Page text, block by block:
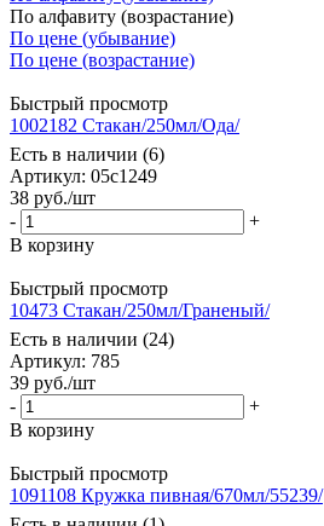
По алфавиту (возрастание)
По цене (убывание)
По цене (возрастание)
Быстрый просмотр
1002182 Стакан/250мл/Ода/
Есть в наличии (6)
Артикул: 05с1249
38 руб./шт
-
+
В корзину
Быстрый просмотр
10473 Стакан/250мл/Граненый/
Есть в наличии (24)
Артикул: 785
39 руб./шт
-
+
В корзину
Быстрый просмотр
1091108 Кружка пивная/670мл/55239/